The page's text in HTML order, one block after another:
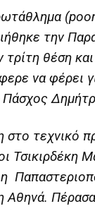
την
θέση
να φέρει
στο τεχνικό
Τσικιρδέκη
Αθηνά.